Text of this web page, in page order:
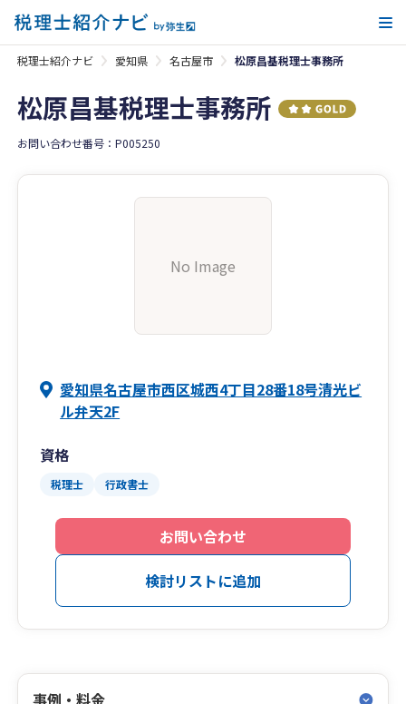
税理士紹介ナビ 愛知県 名古屋市 松原昌基税理士事務所
松原昌基税理士事務所
お問い合わせ番号：P005250
No Image
愛知県名古屋市西区城西4丁目28番18号清光ビ
ル弁天2F
資格
税理士 行政書士
お問い合わせ
検討リストに追加
事例・料金